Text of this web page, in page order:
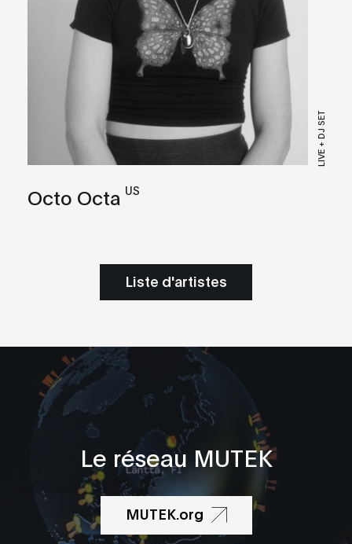
LIVE + DJ SET
Octo Octa US
Liste d'artistes
Le réseau MUTEK
MUTEK.org